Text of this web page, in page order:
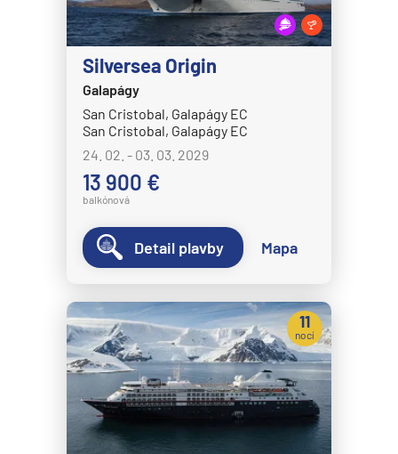
Hapag-Lloyd Cruises
HANSEATIC inspiration
HANSEATIC nature
HANSEATIC spirit
MS Bremen
MS Europa
MS Europa 2
MS Eurodam
MS Koningsdam
MS Nieuw Amsterdam
MS Nieuw Statendam
MS Noordam
MS Oosterdam
MS Rotterdam
Silversea Origin
Galapágy
San Cristobal, Galapágy EC
San Cristobal, Galapágy EC
24. 02. - 03. 03. 2029
13 900 €
balkónová
Detail plavby Mapa
11
nocí